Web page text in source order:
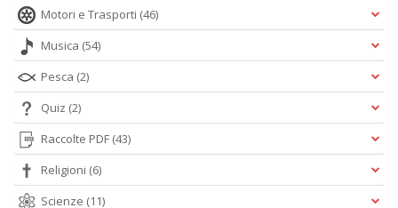
Motori e Trasporti (46)
Musica (54)
Pesca (2)
Quiz (2)
Raccolte PDF (43)
Religioni (6)
Scienze (11)